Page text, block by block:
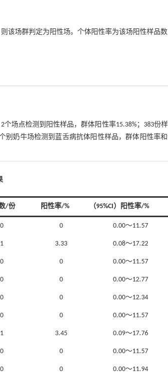
该场群判定为阳性场。个体阳性率为该场阳性样品
个场点检测到阳性样品，群体阳性率15.38%；383份
别奶牛场检测到蓝舌病抗体阳性样品，群体阳性率
/份 阳性率/% （95%CI）阳性率/%
0 0 0.00～11.57
1 3.33 0.08～17.22
0 0 0.00～11.57
0 0 0.00～12.77
0 0 0.00～12.34
0 0 0.00～11.57
1 3.45 0.09～17.76
0 0 0.00～11.57
0 0 0.00～11.94